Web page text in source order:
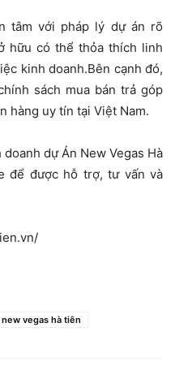
tâm với pháp lý dự án rõ
hữu có thể thỏa thích linh
kinh doanh.Bên cạnh đó,
sách mua bán trả góp
hàng uy tín tại Việt Nam.
dự Án New Vegas Hà
để được hỗ trợ, tư vấn và
new vegas hà tiên